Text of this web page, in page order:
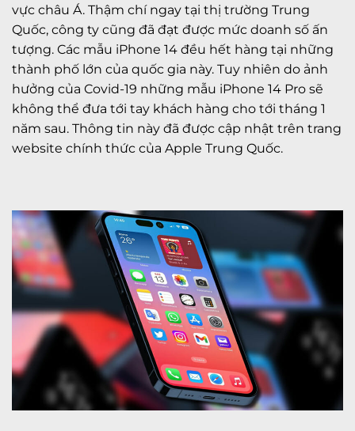
vực châu Á. Thậm chí ngay tại thị trường Trung
Quốc, công ty cũng đã đạt được mức doanh số ấn
tượng. Các mẫu iPhone 14 đều hết hàng tại những
thành phố lớn của quốc gia này. Tuy nhiên do ảnh
hưởng của Covid-19 những mẫu iPhone 14 Pro sẽ
không thể đưa tới tay khách hàng cho tới tháng 1
năm sau. Thông tin này đã được cập nhật trên trang
website chính thức của Apple Trung Quốc.